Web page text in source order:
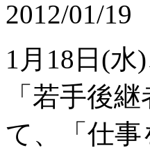
2012/01/19
1月18日(
「若手後
て、「仕